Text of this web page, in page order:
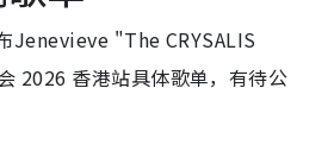
Jenevieve "The CRYSALIS
2026 香港站具体歌单，有待公